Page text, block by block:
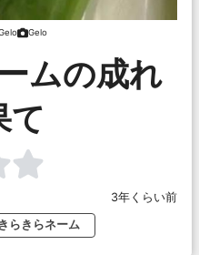
Gelo
ムの成れ
て
3年くらい前
きらきらネーム